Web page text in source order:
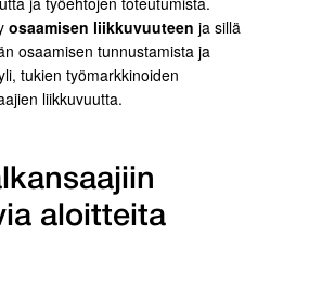
osaamisen liikkuvuuteen ja sillä
osaamisen tunnustamista ja
tukien työmarkkinoiden
liikkuvuutta.
aloitteita